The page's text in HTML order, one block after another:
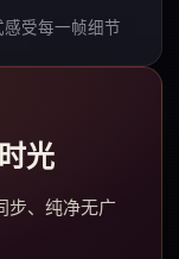
受每一帧细节
光
步、纯净无广